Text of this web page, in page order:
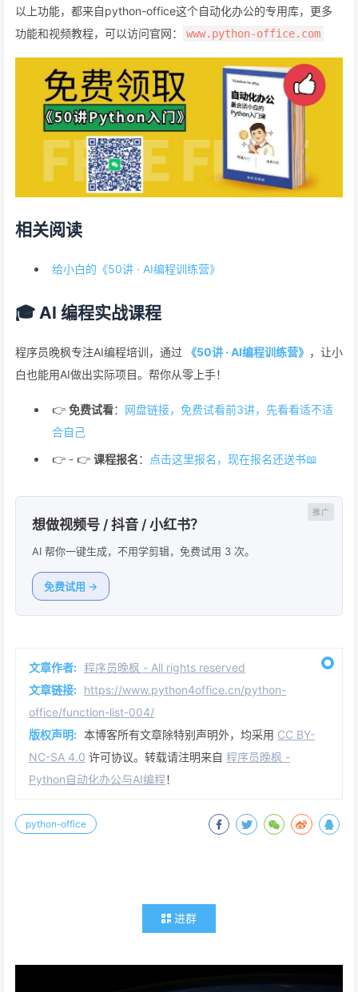
以上功能，都来自python-office这个自动化办公的专用库，更多
功能和视频教程，可以访问官网：
www.python-office.com
相关阅读
给小白的《50讲 · AI编程训练营》
🎓 AI 编程实战课程
程序员晚枫专注AI编程培训，通过 《50讲 · AI编程训练营》 ，让小
白也能用AI做出实际项目。帮你从零上手！
👉 免费试看： 网盘链接，免费试看前3讲，先看看适不适
合自己
👉 - 👉 课程报名： 点击这里报名，现在报名还送书📖
想做视频号 / 抖音 / 小红书？
AI 帮你一键生成，不用学剪辑，免费试用 3 次。
免费试用 →
文章作者: 程序员晚枫 - All rights reserved
文章链接: https://www.python4office.cn/python-
office/function-list-004/
版权声明: 本博客所有文章除特别声明外，均采用 CC BY-
NC-SA 4.0 许可协议。转载请注明来自 程序员晚枫 -
Python自动化办公与AI编程！
python-office
进群